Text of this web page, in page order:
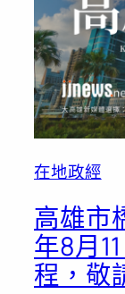
在地政經
高雄市
年8月
程，敬